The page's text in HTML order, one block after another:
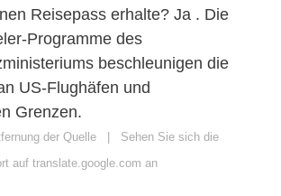
Reisepass erhalte? Ja . Die
Programme des
beschleunigen die
US-Flughäfen und
Grenzen.
der Quelle | Sehen Sie sich die
auf translate.google.com an